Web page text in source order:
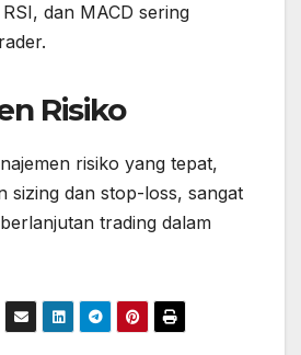
dan MACD sering
Risiko
risiko yang tepat,
sizing dan stop-loss, sangat
trading dalam